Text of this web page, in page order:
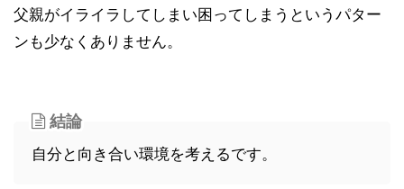
父親がイライラしてしまい困ってしまうというパター
ンも少なくありません。
結論
自分と向き合い環境を考えるです。